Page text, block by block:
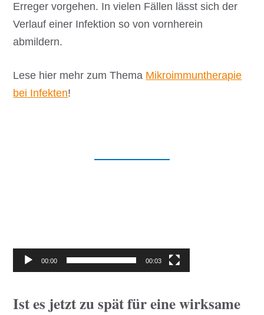
Erreger vorgehen. In vielen Fällen lässt sich der
Verlauf einer Infektion so von vornherein
abmildern.
Lese hier mehr zum Thema Mikroimmuntherapie
bei Infekten!
00:00 00:03
Ist es jetzt zu spät für eine wirksame